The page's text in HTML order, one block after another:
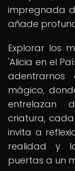
impregnada
añade
Explorar los
'Alicia en el
mágico,
entrelazan
criatura,
invita a
realidad y
puertas a un